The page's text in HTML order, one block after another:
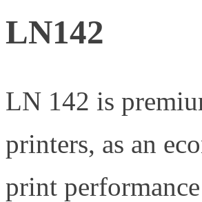
LN142
LN 142 is
printers, as an
print